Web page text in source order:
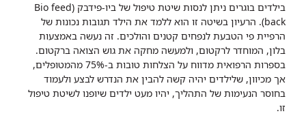
בילדים בוגרים ניתן לנסות שיטת טיפול של ביו-פידבק (Bio feed
back). הרעיון בשיטה זו הוא ללמד את הילד תגובות נכונות של
הרפיית פי הטבעת לנפחים קטנים והולכים. זה נעשה באמצעות
בלון, המוחדר לרקטום, ולמעשה מחקה את גוש הצואה ברקטום.
בספרות הרפואית מדווח על הצלחות טובות ב-75% מהמטופלים,
אך מכיוון, שלילדים יהיה קשה להבין את הנדרש לבצע ולעמוד
בחוסר הנעימות של התהליך, יהיו מעט ילדים שיופנו לשיטת טיפול
זו.